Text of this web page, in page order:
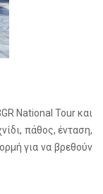
National Tour και
πάθος, ένταση,
για να βρεθούν